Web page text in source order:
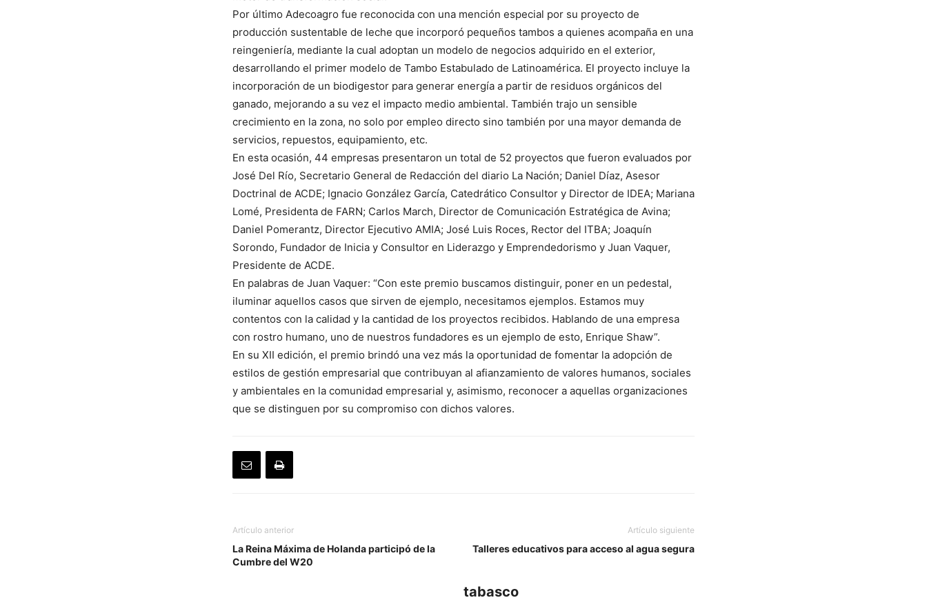
Por último Adecoagro fue reconocida con una mención especial por su proyecto de
producción sustentable de leche que incorporó pequeños tambos a quienes acompaña en una
reingeniería, mediante la cual adoptan un modelo de negocios adquirido en el exterior,
desarrollando el primer modelo de Tambo Estabulado de Latinoamérica. El proyecto incluye la
incorporación de un biodigestor para generar energía a partir de residuos orgánicos del
ganado, mejorando a su vez el impacto medio ambiental. También trajo un sensible
crecimiento en la zona, no solo por empleo directo sino también por una mayor demanda de
servicios, repuestos, equipamiento, etc.
En esta ocasión, 44 empresas presentaron un total de 52 proyectos que fueron evaluados por
José Del Río, Secretario General de Redacción del diario La Nación; Daniel Díaz, Asesor
Doctrinal de ACDE; Ignacio González García, Catedrático Consultor y Director de IDEA; Mariana
Lomé, Presidenta de FARN; Carlos March, Director de Comunicación Estratégica de Avina;
Daniel Pomerantz, Director Ejecutivo AMIA; José Luis Roces, Rector del ITBA; Joaquín
Sorondo, Fundador de Inicia y Consultor en Liderazgo y Emprendedorismo y Juan Vaquer,
Presidente de ACDE.
En palabras de Juan Vaquer: “Con este premio buscamos distinguir, poner en un pedestal,
iluminar aquellos casos que sirven de ejemplo, necesitamos ejemplos. Estamos muy
contentos con la calidad y la cantidad de los proyectos recibidos. Hablando de una empresa
con rostro humano, uno de nuestros fundadores es un ejemplo de esto, Enrique Shaw”.
En su XII edición, el premio brindó una vez más la oportunidad de fomentar la adopción de
estilos de gestión empresarial que contribuyan al afianzamiento de valores humanos, sociales
y ambientales en la comunidad empresarial y, asimismo, reconocer a aquellas organizaciones
que se distinguen por su compromiso con dichos valores.
Artículo anterior
La Reina Máxima de Holanda participó de la
Cumbre del W20
Artículo siguiente
Talleres educativos para acceso al agua segura
tabasco